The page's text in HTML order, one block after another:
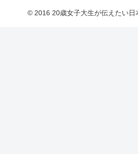
© 2016 20歳女子大生が伝えたい日